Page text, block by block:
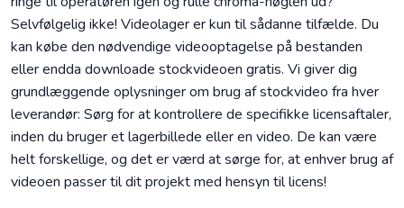
Selvfølgelig ikke! Videolager er kun til sådanne tilfælde. Du
kan købe den nødvendige videooptagelse på bestanden
eller endda downloade stockvideoen gratis. Vi giver dig
grundlæggende oplysninger om brug af stockvideo fra hver
leverandør: Sørg for at kontrollere de specifikke licensaftaler,
inden du bruger et lagerbillede eller en video. De kan være
helt forskellige, og det er værd at sørge for, at enhver brug af
videoen passer til dit projekt med hensyn til licens!